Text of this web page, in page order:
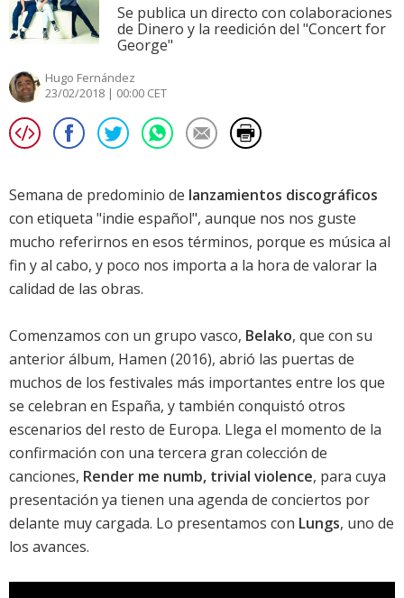
Se publica un directo con colaboraciones
de Dinero y la reedición del "Concert for
George"
Hugo Fernández
23/02/2018 | 00:00 CET
Semana de predominio de lanzamientos discográficos
con etiqueta "indie español", aunque nos nos guste
mucho referirnos en esos términos, porque es música al
fin y al cabo, y poco nos importa a la hora de valorar la
calidad de las obras.
Comenzamos con un grupo vasco, Belako, que con su
anterior álbum, Hamen (2016), abrió las puertas de
muchos de los festivales más importantes entre los que
se celebran en España, y también conquistó otros
escenarios del resto de Europa. Llega el momento de la
confirmación con una tercera gran colección de
canciones, Render me numb, trivial violence, para cuya
presentación ya tienen una agenda de conciertos por
delante muy cargada. Lo presentamos con Lungs, uno de
los avances.